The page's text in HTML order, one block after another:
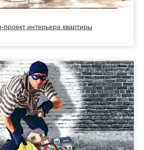
проект интерьера квартиры